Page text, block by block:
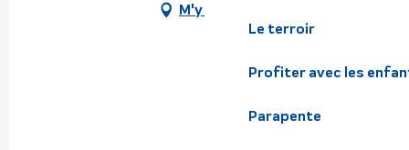
Le terroir
Profiter avec les
Parapente
M'y rendre